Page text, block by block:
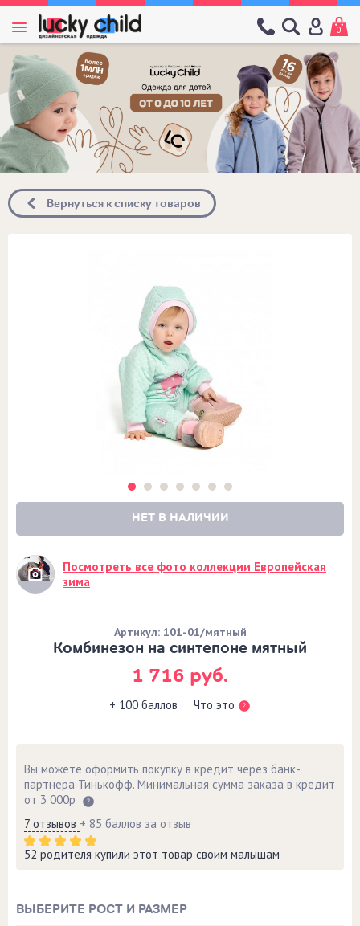
0
Вернуться к списку товаров
НЕТ В НАЛИЧИИ
Посмотреть все фото коллекции Европейская
зима
1 716 руб.
Комбинезон на синтепоне мятный
Артикул: 101-01/мятный
+ 100 баллов Что это
Вы можете оформить покупку в кредит через банк-
партнера Тинькофф. Минимальная сумма заказа в кредит
от 3 000р
7 отзывов + 85 баллов за отзыв
52 родителя купили этот товар своим малышам
ВЫБЕРИТЕ РОСТ И РАЗМЕР